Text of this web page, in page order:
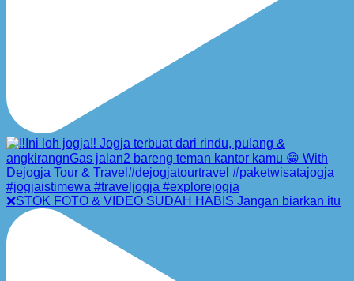
❌STOK FOTO & VIDEO SUDAH HABIS Jangan biarkan itu